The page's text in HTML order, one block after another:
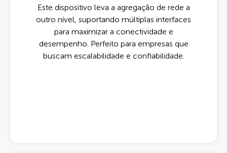
Este dispositivo leva a agregação de rede a
outro nível, suportando múltiplas interfaces
para maximizar a conectividade e
desempenho. Perfeito para empresas que
buscam escalabilidade e confiabilidade.